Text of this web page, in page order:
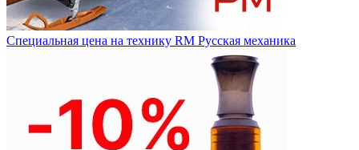
Специальная цена на технику RM Русская механика